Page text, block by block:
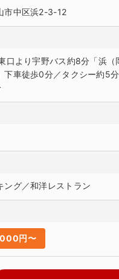
市中区浜2-3-12
口より宇野バス約8分「浜（
下車徒歩0分／タクシー約5
ング／和洋レストラン
円〜